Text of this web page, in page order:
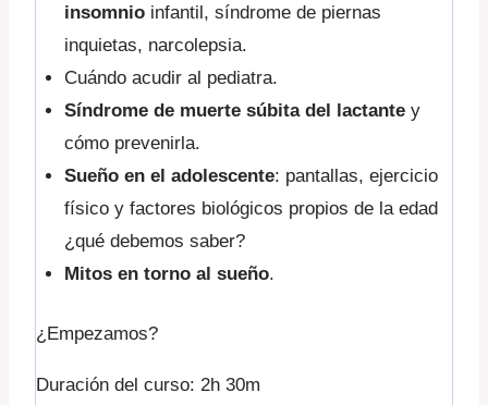
insomnio infantil, síndrome de piernas
inquietas, narcolepsia.
Cuándo acudir al pediatra.
Síndrome de muerte súbita del lactantey
cómo prevenirla.
Sueño en el adolescente: pantallas, ejercicio
físico y factores biológicos propios de la edad
¿qué debemos saber?
Mitos en torno al sueño.
¿Empezamos?
Duración del curso: 2h 30m